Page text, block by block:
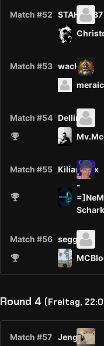
Match #52 STAHL1337
Match #53 wacH7L
Match #54 Dellingr
Match #55 KilianFelix
-
Match #56 seggerix
Round 4 (Freitag,
Match #57 Jengo